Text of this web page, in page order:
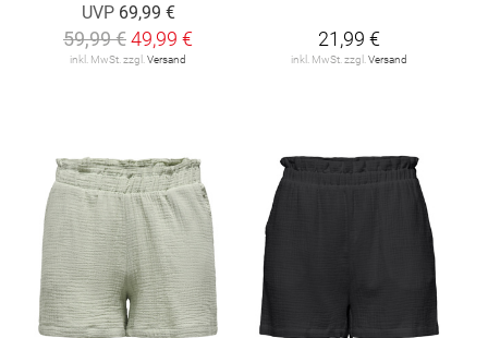
UVP 69,99 €
59,99 €49,99 €
inkl. MwSt. zzgl. Versand
21,99 €
inkl. MwSt. zzgl. Versand